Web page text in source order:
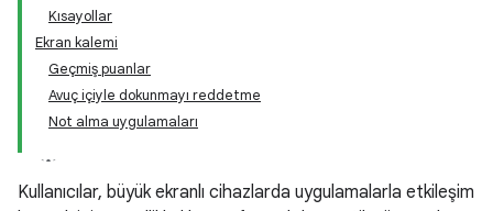
Kısayollar
Ekran kalemi
Geçmiş puanlar
Avuç içiyle dokunmayı reddetme
Not alma uygulamaları
Kullanıcılar, büyük ekranlı cihazlarda uygulamalarla etkileşim